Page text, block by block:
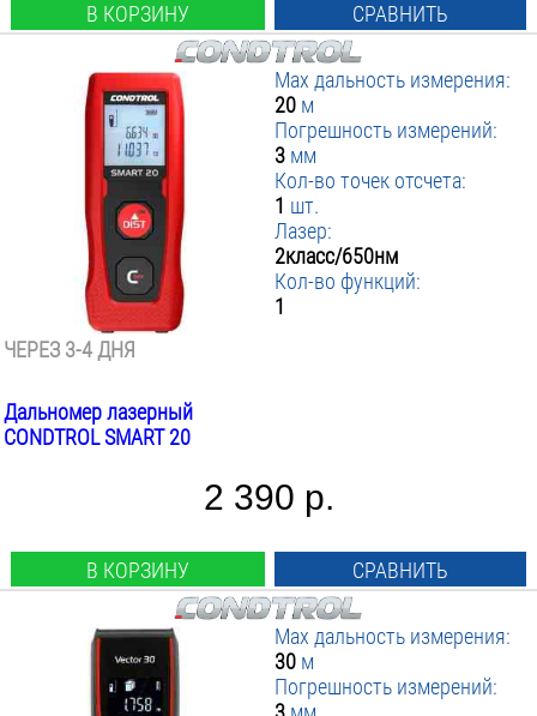
В КОРЗИНУ СРАВНИТЬ
Max дальность измерения:
20 м
Погрешность измерений:
3 мм
Кол-во точек отсчета:
1 шт.
Лазер:
2класс/650нм
Кол-во функций:
1
ЧЕРЕЗ 3-4 ДНЯ
Дальномер лазерный
CONDTROL SMART 20
2 390 р.
В КОРЗИНУ СРАВНИТЬ
Max дальность измерения:
30 м
Погрешность измерений: